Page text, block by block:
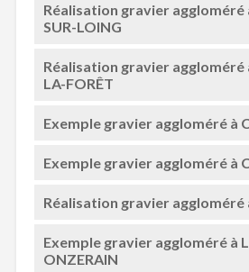
Réalisation gravier aggloméré
SUR-LOING
Réalisation gravier aggloméré
LA-FORÊT
Exemple gravier aggloméré à
Exemple gravier aggloméré à
Réalisation gravier aggloméré
Exemple gravier aggloméré à
ONZERAIN